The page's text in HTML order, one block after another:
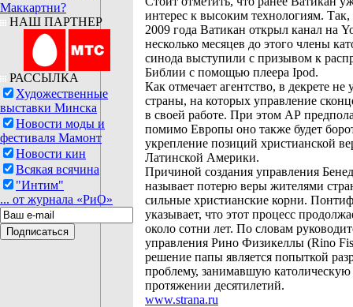
Маккартни?
НАШ ПАРТНЕР
РАССЫЛКА
Художественные
выставки Минска
Новости моды и
фестиваля Мамонт
Новости кин
Всякая всячина
"Интим"
... от журнала «РиО»
интерес к высоким технологиям. Так,
2009 года Ватикан открыл канал на
несколько месяцев до этого члены
синода выступили с призывом к
Библии с помощью плеера Ipod.
Как отмечает агентство, в декрете не
страны, на которых управление
в своей работе. При этом АР
помимо Европы оно также будет
укрепление позиций христианской
Латинской Америки.
Причиной создания управления
называет потерю веры жителями
сильные христианские корни.
указывает, что этот процесс
около сотни лет. По словам
управления Рино Физикеллы (Rino
решение папы является попыткой
проблему, занимавшую католическую
протяжении десятилетий.
www.strana.ru